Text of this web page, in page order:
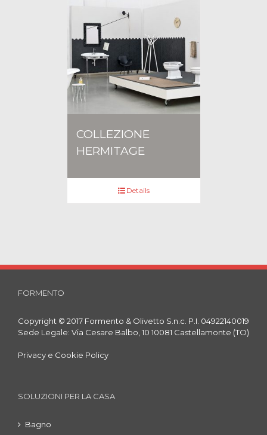
COLLEZIONE
HERMITAGE
Details
FORMENTO
Copyright © 2017 Formento & Olivetto S.n.c. P.I. 04922140019
Sede Legale: Via Cesare Balbo, 10 10081 Castellamonte (TO)
Privacy e Cookie Policy
SOLUZIONI PER LA CASA
Bagno